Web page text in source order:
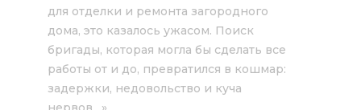
для отделки и ремонта загородного
дома, это казалось ужасом. Поиск
бригады, которая могла бы сделать все
работы от и до, превратился в кошмар:
задержки, недовольство и куча